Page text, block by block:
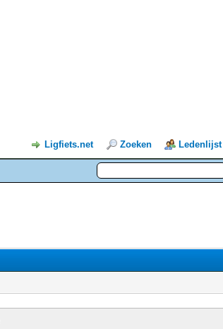
Ligfiets.net Zoeken Ledenlijst